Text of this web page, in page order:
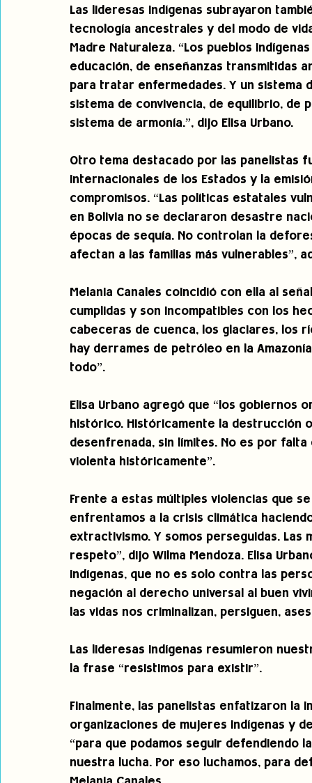
Las lideresas indígenas subrayaron
tecnología ancestrales y del modo de
Madre Naturaleza. “Los pueblos
educación, de enseñanzas transmitidas
para tratar enfermedades. Y un
sistema de convivencia, de equilibrio,
sistema de armonía.”, dijo Elisa Urbano.
Otro tema destacado por las panelistas
internacionales de los Estados y la
compromisos. “Las políticas estatales
en Bolivia no se declararon desastre
épocas de sequía. No controlan la
afectan a las familias más vulnerables”,
Melania Canales coincidió con ella al
cumplidas y son incompatibles con los
cabeceras de cuenca, los glaciares, los
hay derrames de petróleo en la
todo”.
Elisa Urbano agregó que “los gobiernos
histórico. Históricamente la
desenfrenada, sin límites. No es por
violenta históricamente”.
Frente a estas múltiples violencias que
enfrentamos a la crisis climática
extractivismo. Y somos perseguidas.
respeto”, dijo Wilma Mendoza. Elisa
indígenas, que no es solo contra las
negación al derecho universal al buen
las vidas nos criminalizan, persiguen,
Las lideresas indígenas resumieron
la frase “resistimos para existir”.
Finalmente, las panelistas enfatizaron
organizaciones de mujeres indígenas y
“para que podamos seguir defendiendo
nuestra lucha. Por eso luchamos, para